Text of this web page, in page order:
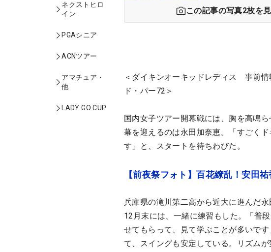
ネクストヒロ
イン
PGAシニア
ACNツアー
アマチュア・
他
LADY GO CUP
この記事の写真2枚を
＜ダイキンオーキッドレディス 事前
ド・パー72＞
国内女子ツアー開幕戦には、胸を高鳴
幕を迎えるのは永田加奈恵。「すごく
す」と、スタートを待ちわびた。
【前夜祭フォト】百花繚乱！安田
兵庫県の滝川第二高から近大に進んだ
12月末には、一緒に練習もした。「普
せてもらって、見て学ぶことが多いで
て、スイングも安定している。リズム